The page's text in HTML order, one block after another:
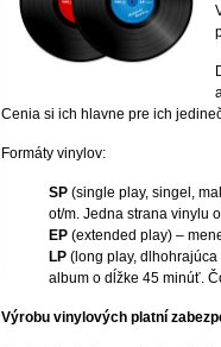
Cenia si ich hlavne pre ich
Formáty vinylov:
SP (single play, singel,
ot/m. Jedna strana vinylu
EP (extended play) –
LP (long play,
album o dĺžke 45 minúť.
Výrobu vinylových platní